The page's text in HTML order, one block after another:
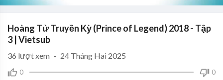
Hoàng Tử Truyền Kỳ (Prince of Legend) 2018 - Tập
3 | Vietsub
0 0
36 lượt xem · 24 Tháng Hai 2025